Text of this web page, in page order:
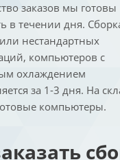
заказов мы готовы
в течении дня.
нестандартных
компьютеров с
охлаждением
за 1-3 дня. На
компьютеры.